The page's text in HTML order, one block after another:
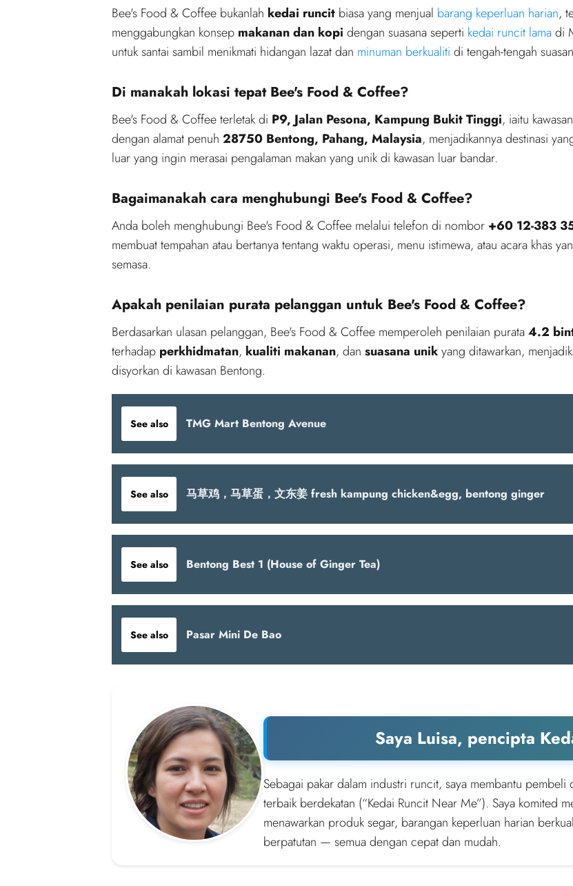
Bee's Food & Coffee bukanlah kedai runcit biasa yang menjual barang keperluan harian,
menggabungkan konsep makanan dan kopi dengan suasana seperti kedai runcit lamadi
untuk santai sambil menikmati hidangan lazat dan minuman berkualiti di tengah-tengah
Di manakah lokasi tepat Bee's Food & Coffee?
Bee's Food & Coffee terletak di P9, Jalan Pesona, Kampung Bukit Tinggi, iaitu
dengan alamat penuh 28750 Bentong, Pahang, Malaysia, menjadikannya destinasi
luar yang ingin merasai pengalaman makan yang unik di kawasan luar bandar.
Bagaimanakah cara menghubungi Bee's Food & Coffee?
Anda boleh menghubungi Bee's Food & Coffee melalui telefon di nombor +60 12-383
membuat tempahan atau bertanya tentang waktu operasi, menu istimewa, atau acara khas
semasa.
Apakah penilaian purata pelanggan untuk Bee's Food & Coffee?
Berdasarkan ulasan pelanggan, Bee's Food & Coffee memperoleh penilaian purata4.2
terhadap perkhidmatan, kualiti makanan, dan suasana unikyang ditawarkan,
disyorkan di kawasan Bentong.
See also TMG Mart Bentong Avenue
See also 马草鸡，马草蛋，文东姜 fresh kampung chicken&egg, bentong ginger
See also Bentong Best 1 (House of Ginger Tea)
See also Pasar Mini De Bao
Saya Luisa, pencipta
Sebagai pakar dalam industri runcit, saya membantu
terbaik berdekatan (“Kedai Runcit Near Me”). Saya komited
menawarkan produk segar, barangan keperluan harian
berpatutan — semua dengan cepat dan mudah.